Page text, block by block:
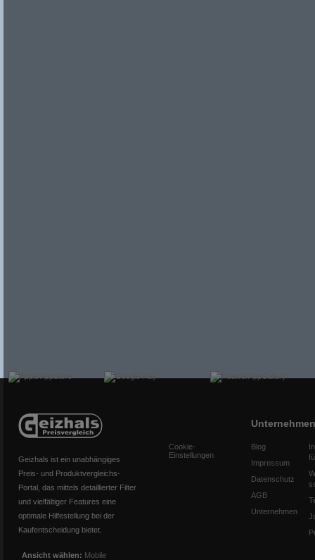
Geizhals ist ein unabhängiges
Preis- und Produktvergleichs-
Portal, das mittels detaillierter Filter
und vielfältiger Features eine
optimale Hilfestellung bei der
Kaufentscheidung bietet.
Ansicht wählen: Mobile
Cookie-
Einstellungen
Unternehmen
Blog
Impressum
Datenschutz
AGB
Unternehmen